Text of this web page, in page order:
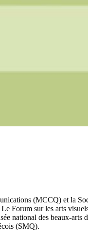
(MCCQ) et la
Forum sur les arts
national des beaux-
(SMQ).